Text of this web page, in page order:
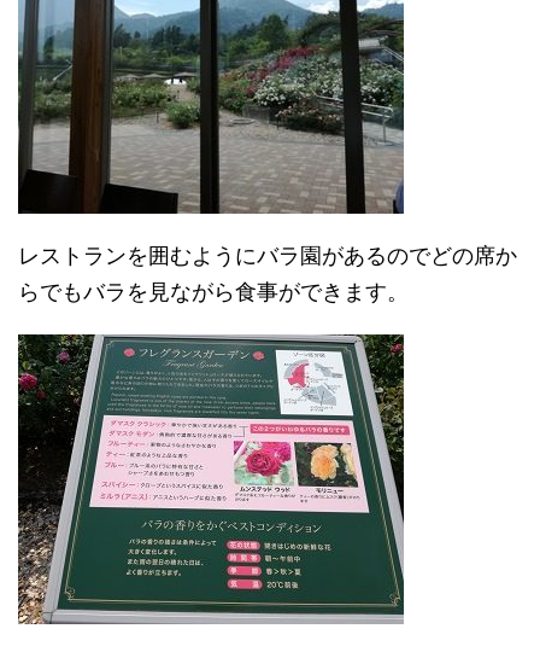
レストランを囲むようにバラ園があるのでどの席か
らでもバラを見ながら食事ができます。